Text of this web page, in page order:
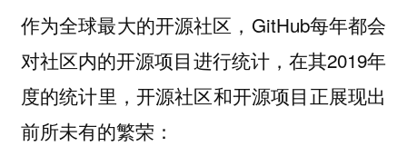
作为全球最大的开源社区，GitHub每年都会
对社区内的开源项目进行统计，在其2019年
度的统计里，开源社区和开源项目正展现出
前所未有的繁荣：